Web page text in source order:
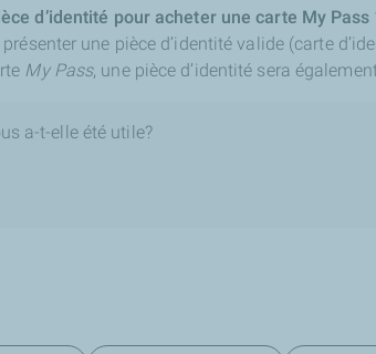
d’identité pour acheter une carte My Pass
une pièce d’identité valide (carte
My Pass, une pièce d’identité sera
a-t-elle été utile?